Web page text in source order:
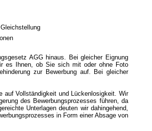
AGG hinaus. Bei gleicher Eignung
es Ihnen, ob Sie sich mit oder ohne Foto
zur Bewerbung auf. Bei gleicher
auf Vollständigkeit und Lückenlosigkeit. Wir
des Bewerbungsprozesses führen, da
Unterlagen deuten wir dahingehend,
in Form einer Absage von